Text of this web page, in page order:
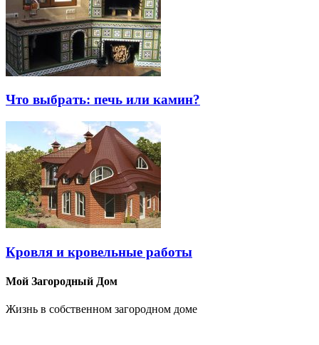
Что выбрать: печь или камин?
Кровля и кровельные работы
Мой Загородный Дом
Жизнь в собственном загородном доме